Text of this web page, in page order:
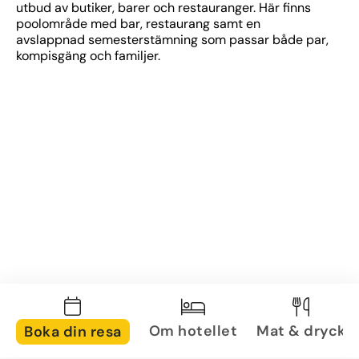
utbud av butiker, barer och restauranger. Här finns
poolområde med bar, restaurang samt en
avslappnad semesterstämning som passar både par,
kompisgäng och familjer.
Boka din resa Om hotellet Mat & dryck